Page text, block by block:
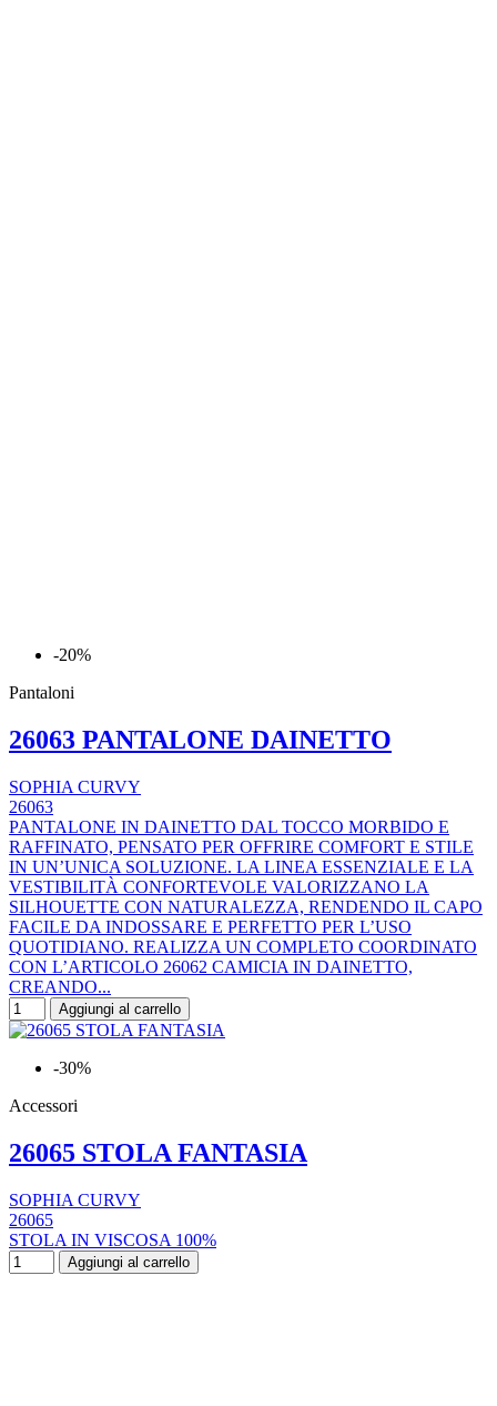
-20%
Pantaloni
26063 PANTALONE DAINETTO
SOPHIA CURVY
26063
PANTALONE IN DAINETTO DAL TOCCO MORBIDO E
RAFFINATO, PENSATO PER OFFRIRE COMFORT E STILE
IN UN’UNICA SOLUZIONE. LA LINEA ESSENZIALE E LA
VESTIBILITÀ CONFORTEVOLE VALORIZZANO LA
SILHOUETTE CON NATURALEZZA, RENDENDO IL CAPO
FACILE DA INDOSSARE E PERFETTO PER L’USO
QUOTIDIANO. REALIZZA UN COMPLETO COORDINATO
CON L’ARTICOLO 26062 CAMICIA IN DAINETTO,
CREANDO...
Aggiungi al carrello
-30%
Accessori
26065 STOLA FANTASIA
SOPHIA CURVY
26065
STOLA IN VISCOSA 100%
Aggiungi al carrello